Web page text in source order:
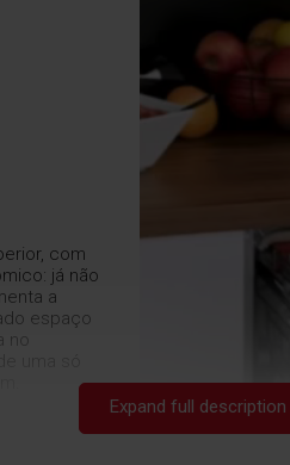
com
já não
a
espaço
Expand full description